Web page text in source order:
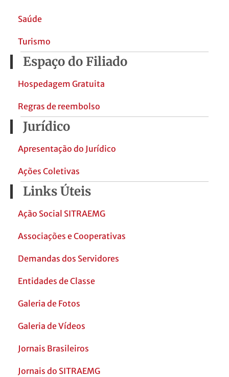
Saúde
Turismo
Espaço do Filiado
Hospedagem Gratuita
Regras de reembolso
Jurídico
Apresentação do Jurídico
Ações Coletivas
Links Úteis
Ação Social SITRAEMG
Associações e Cooperativas
Demandas dos Servidores
Entidades de Classe
Galeria de Fotos
Galeria de Vídeos
Jornais Brasileiros
Jornais do SITRAEMG